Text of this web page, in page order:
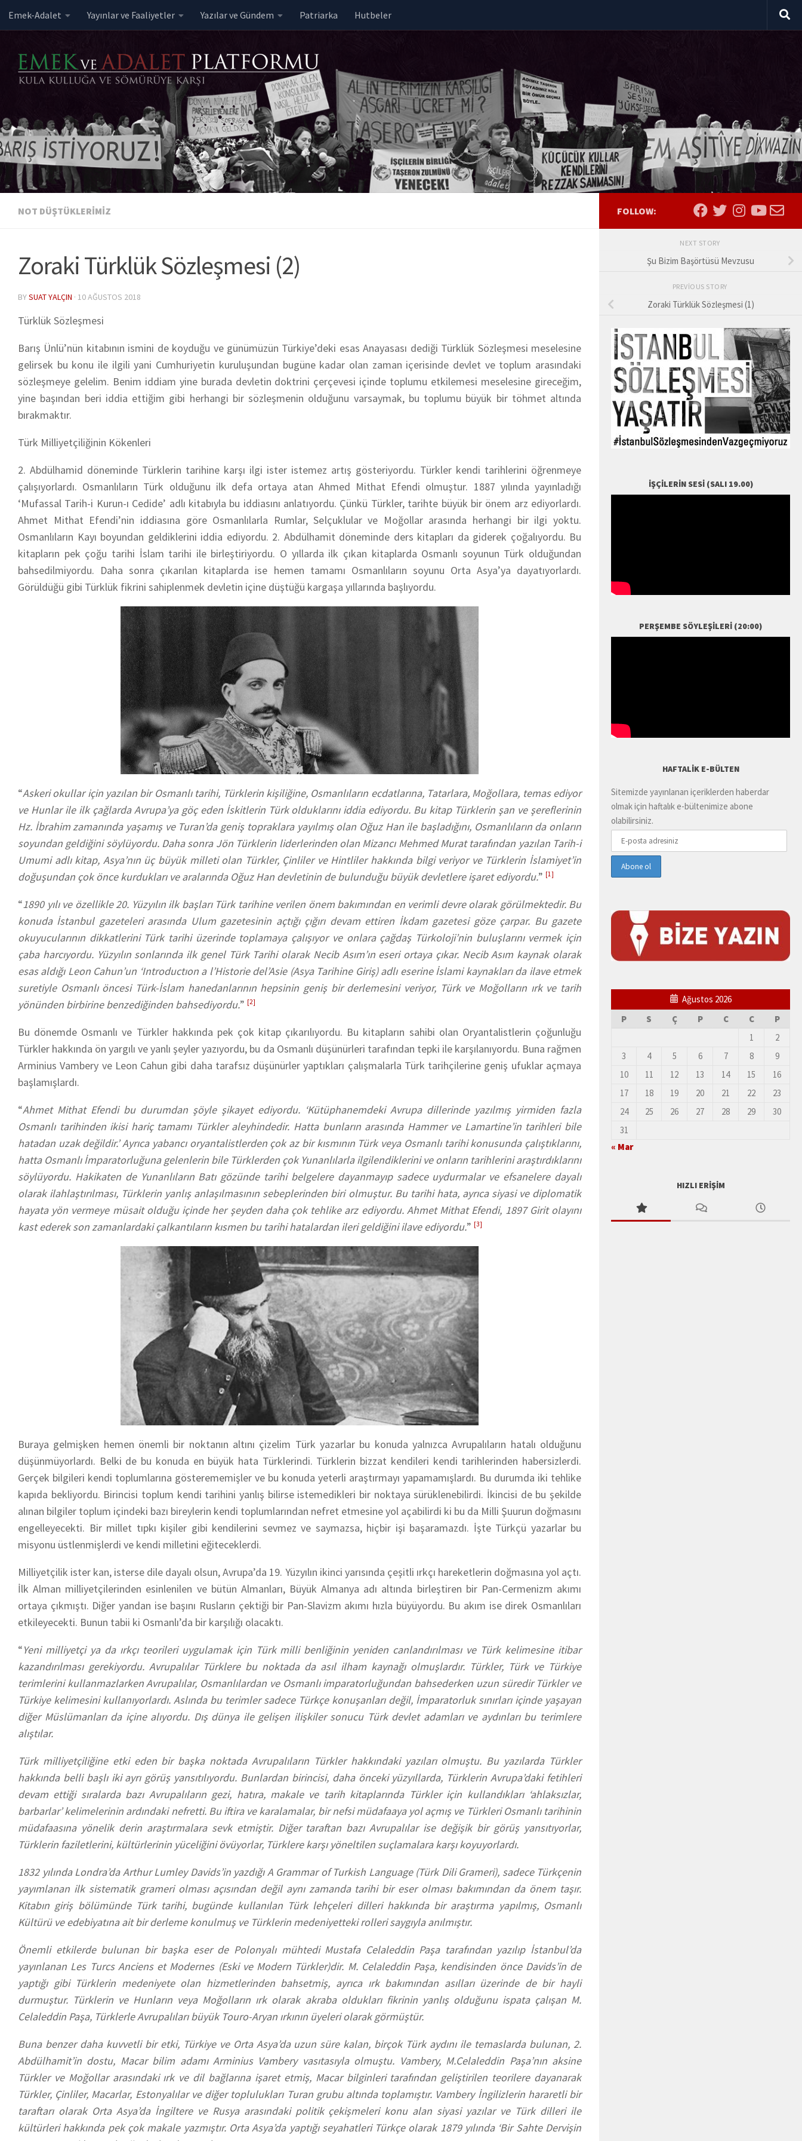
Skip to content
Emek-Adalet Yayınlar ve Faaliyetler Yazılar ve Gündem Patriarka Hutbeler
NOT DÜŞTÜKLERIMIZ
Zoraki Türklük Sözleşmesi (2)
BYSUAT YALÇIN · 10 AĞUSTOS 2018
Türklük Sözleşmesi
Barış Ünlü’nün kitabının ismini de koyduğu ve günümüzün Türkiye’deki esas Anayasası dediği Türklük Sözleşmesi meselesine
gelirsek bu konu ile ilgili yani Cumhuriyetin kuruluşundan bugüne kadar olan zaman içerisinde devlet ve toplum arasındaki
sözleşmeye gelelim. Benim iddiam yine burada devletin doktrini çerçevesi içinde toplumu etkilemesi meselesine gireceğim,
yine başından beri iddia ettiğim gibi herhangi bir sözleşmenin olduğunu varsaymak, bu toplumu büyük bir töhmet altında
bırakmaktır.
Türk Milliyetçiliğinin Kökenleri
2. Abdülhamid döneminde Türklerin tarihine karşı ilgi ister istemez artış gösteriyordu. Türkler kendi tarihlerini öğrenmeye
çalışıyorlardı. Osmanlıların Türk olduğunu ilk defa ortaya atan Ahmed Mithat Efendi olmuştur. 1887 yılında yayınladığı
‘Mufassal Tarih-i Kurun-ı Cedide’ adlı kitabıyla bu iddiasını anlatıyordu. Çünkü Türkler, tarihte büyük bir önem arz ediyorlardı.
Ahmet Mithat Efendi’nin iddiasına göre Osmanlılarla Rumlar, Selçuklular ve Moğollar arasında herhangi bir ilgi yoktu.
Osmanlıların Kayı boyundan geldiklerini iddia ediyordu. 2. Abdülhamit döneminde ders kitapları da giderek çoğalıyordu. Bu
kitapların pek çoğu tarihi İslam tarihi ile birleştiriyordu. O yıllarda ilk çıkan kitaplarda Osmanlı soyunun Türk olduğundan
bahsedilmiyordu. Daha sonra çıkarılan kitaplarda ise hemen tamamı Osmanlıların soyunu Orta Asya’ya dayatıyorlardı.
Görüldüğü gibi Türklük fikrini sahiplenmek devletin içine düştüğü kargaşa yıllarında başlıyordu.
“Askeri okullar için yazılan bir Osmanlı tarihi, Türklerin kişiliğine, Osmanlıların ecdatlarına, Tatarlara, Moğollara, temas ediyor
ve Hunlar ile ilk çağlarda Avrupa’ya göç eden İskitlerin Türk olduklarını iddia ediyordu. Bu kitap Türklerin şan ve şereflerinin
Hz. İbrahim zamanında yaşamış ve Turan’da geniş topraklara yayılmış olan Oğuz Han ile başladığını, Osmanlıların da onların
soyundan geldiğini söylüyordu. Daha sonra Jön Türklerin liderlerinden olan Mizancı Mehmed Murat tarafından yazılan Tarih-i
Umumi adlı kitap, Asya’nın üç büyük milleti olan Türkler, Çinliler ve Hintliler hakkında bilgi veriyor ve Türklerin İslamiyet’in
doğuşundan çok önce kurdukları ve aralarında Oğuz Han devletinin de bulunduğu büyük devletlere işaret ediyordu.” [1]
“1890 yılı ve özellikle 20. Yüzyılın ilk başları Türk tarihine verilen önem bakımından en verimli devre olarak görülmektedir. Bu
konuda İstanbul gazeteleri arasında Ulum gazetesinin açtığı çığırı devam ettiren İkdam gazetesi göze çarpar. Bu gazete
okuyucularının dikkatlerini Türk tarihi üzerinde toplamaya çalışıyor ve onlara çağdaş Türkoloji’nin buluşlarını vermek için
çaba harcıyordu. Yüzyılın sonlarında ilk genel Türk Tarihi olarak Necib Asım’ın eseri ortaya çıkar. Necib Asım kaynak olarak
esas aldığı Leon Cahun’un ‘Introductıon a l’Historie del’Asie (Asya Tarihine Giriş) adlı eserine İslami kaynakları da ilave etmek
suretiyle Osmanlı öncesi Türk-İslam hanedanlarının hepsinin geniş bir derlemesini veriyor, Türk ve Moğolların ırk ve tarih
yönünden birbirine benzediğinden bahsediyordu.” [2]
Bu dönemde Osmanlı ve Türkler hakkında pek çok kitap çıkarılıyordu. Bu kitapların sahibi olan Oryantalistlerin çoğunluğu
Türkler hakkında ön yargılı ve yanlı şeyler yazıyordu, bu da Osmanlı düşünürleri tarafından tepki ile karşılanıyordu. Buna rağmen
Arminius Vambery ve Leon Cahun gibi daha tarafsız düşünürler yaptıkları çalışmalarla Türk tarihçilerine geniş ufuklar açmaya
başlamışlardı.
“Ahmet Mithat Efendi bu durumdan şöyle şikayet ediyordu. ‘Kütüphanemdeki Avrupa dillerinde yazılmış yirmiden fazla
Osmanlı tarihinden ikisi hariç tamamı Türkler aleyhindedir. Hatta bunların arasında Hammer ve Lamartine’in tarihleri bile
hatadan uzak değildir.’ Ayrıca yabancı oryantalistlerden çok az bir kısmının Türk veya Osmanlı tarihi konusunda çalıştıklarını,
hatta Osmanlı İmparatorluğuna gelenlerin bile Türklerden çok Yunanlılarla ilgilendiklerini ve onların tarihlerini araştırdıklarını
söylüyordu. Hakikaten de Yunanlıların Batı gözünde tarihi belgelere dayanmayıp sadece uydurmalar ve efsanelere dayalı
olarak ilahlaştırılması, Türklerin yanlış anlaşılmasının sebeplerinden biri olmuştur. Bu tarihi hata, ayrıca siyasi ve diplomatik
hayata yön vermeye müsait olduğu içinde her şeyden daha çok tehlike arz ediyordu. Ahmet Mithat Efendi, 1897 Girit olayını
kast ederek son zamanlardaki çalkantıların kısmen bu tarihi hatalardan ileri geldiğini ilave ediyordu.” [3]
Buraya gelmişken hemen önemli bir noktanın altını çizelim Türk yazarlar bu konuda yalnızca Avrupalıların hatalı olduğunu
düşünmüyorlardı. Belki de bu konuda en büyük hata Türklerindi. Türklerin bizzat kendileri kendi tarihlerinden habersizlerdi.
Gerçek bilgileri kendi toplumlarına gösterememişler ve bu konuda yeterli araştırmayı yapamamışlardı. Bu durumda iki tehlike
kapıda bekliyordu. Birincisi toplum kendi tarihini yanlış bilirse istemedikleri bir noktaya sürüklenebilirdi. İkincisi de bu şekilde
alınan bilgiler toplum içindeki bazı bireylerin kendi toplumlarından nefret etmesine yol açabilirdi ki bu da Milli Şuurun doğmasını
engelleyecekti. Bir millet tıpkı kişiler gibi kendilerini sevmez ve saymazsa, hiçbir işi başaramazdı. İşte Türkçü yazarlar bu
misyonu üstlenmişlerdi ve kendi milletini eğiteceklerdi.
Milliyetçilik ister kan, isterse dile dayalı olsun, Avrupa’da 19. Yüzyılın ikinci yarısında çeşitli ırkçı hareketlerin doğmasına yol açtı.
İlk Alman milliyetçilerinden esinlenilen ve bütün Almanları, Büyük Almanya adı altında birleştiren bir Pan-Cermenizm akımı
ortaya çıkmıştı. Diğer yandan ise başını Rusların çektiği bir Pan-Slavizm akımı hızla büyüyordu. Bu akım ise direk Osmanlıları
etkileyecekti. Bunun tabii ki Osmanlı’da bir karşılığı olacaktı.
“Yeni milliyetçi ya da ırkçı teorileri uygulamak için Türk milli benliğinin yeniden canlandırılması ve Türk kelimesine itibar
kazandırılması gerekiyordu. Avrupalılar Türklere bu noktada da asıl ilham kaynağı olmuşlardır. Türkler, Türk ve Türkiye
terimlerini kullanmazlarken Avrupalılar, Osmanlılardan ve Osmanlı imparatorluğundan bahsederken uzun süredir Türkler ve
Türkiye kelimesini kullanıyorlardı. Aslında bu terimler sadece Türkçe konuşanları değil, İmparatorluk sınırları içinde yaşayan
diğer Müslümanları da içine alıyordu. Dış dünya ile gelişen ilişkiler sonucu Türk devlet adamları ve aydınları bu terimlere
alıştılar.
Türk milliyetçiliğine etki eden bir başka noktada Avrupalıların Türkler hakkındaki yazıları olmuştu. Bu yazılarda Türkler
hakkında belli başlı iki ayrı görüş yansıtılıyordu. Bunlardan birincisi, daha önceki yüzyıllarda, Türklerin Avrupa’daki fetihleri
devam ettiği sıralarda bazı Avrupalıların gezi, hatıra, makale ve tarih kitaplarında Türkler için kullandıkları ‘ahlaksızlar,
barbarlar’ kelimelerinin ardındaki nefretti. Bu iftira ve karalamalar, bir nefsi müdafaaya yol açmış ve Türkleri Osmanlı tarihinin
müdafaasına yönelik derin araştırmalara sevk etmiştir. Diğer taraftan bazı Avrupalılar ise değişik bir görüş yansıtıyorlar,
Türklerin faziletlerini, kültürlerinin yüceliğini övüyorlar, Türklere karşı yöneltilen suçlamalara karşı koyuyorlardı.
1832 yılında Londra’da Arthur Lumley Davids’in yazdığı A Grammar of Turkish Language (Türk Dili Grameri), sadece Türkçenin
yayımlanan ilk sistematik grameri olması açısından değil aynı zamanda tarihi bir eser olması bakımından da önem taşır.
Kitabın giriş bölümünde Türk tarihi, bugünde kullanılan Türk lehçeleri dilleri hakkında bir araştırma yapılmış, Osmanlı
Kültürü ve edebiyatına ait bir derleme konulmuş ve Türklerin medeniyetteki rolleri saygıyla anılmıştır.
Önemli etkilerde bulunan bir başka eser de Polonyalı mühtedi Mustafa Celaleddin Paşa tarafından yazılıp İstanbul’da
yayınlanan Les Turcs Anciens et Modernes (Eski ve Modern Türkler)dir. M. Celaleddin Paşa, kendisinden önce Davids’in de
yaptığı gibi Türklerin medeniyete olan hizmetlerinden bahsetmiş, ayrıca ırk bakımından asılları üzerinde de bir hayli
durmuştur. Türklerin ve Hunların veya Moğolların ırk olarak akraba oldukları fikrinin yanlış olduğunu ispata çalışan M.
Celaleddin Paşa, Türklerle Avrupalıları büyük Touro-Aryan ırkının üyeleri olarak görmüştür.
Buna benzer daha kuvvetli bir etki, Türkiye ve Orta Asya’da uzun süre kalan, birçok Türk aydını ile temaslarda bulunan, 2.
Abdülhamit’in dostu, Macar bilim adamı Arminius Vambery vasıtasıyla olmuştu. Vambery, M.Celaleddin Paşa’nın aksine
Türkler ve Moğollar arasındaki ırk ve dil bağlarına işaret etmiş, Macar bilginleri tarafından geliştirilen teorilere dayanarak
Türkler, Çinliler, Macarlar, Estonyalılar ve diğer toplulukları Turan grubu altında toplamıştır. Vambery İngilizlerin hararetli bir
taraftarı olarak Orta Asya’da İngiltere ve Rusya arasındaki politik çekişmeleri konu alan siyasi yazılar ve Türk dilleri ile
kültürleri hakkında pek çok makale yazmıştır. Orta Asya’da yaptığı seyahatleri Türkçe olarak 1879 yılında ‘Bir Sahte Dervişin
FOLLOW:
NEXT STORY
Şu Bizim Başörtüsü Mevzusu
PREVIOUS STORY
Zoraki Türklük Sözleşmesi (1)
İŞÇILERIN SESI (SALI 19.00)
PERŞEMBE SÖYLEŞILERI (20:00)
HAFTALIK E-BÜLTEN
Sitemizde yayınlanan içeriklerden haberdar
olmak için haftalık e-bültenimize abone
olabilirsiniz.
Ağustos 2026
P
S Ç P C C
P
1
2
3
4 5 6 7 8
9
10
11 12 13 14 15
16
17
18 19 20 21 22
23
24
25 26 27 28 29
30
31
« Mar
HIZLI ERIŞIM